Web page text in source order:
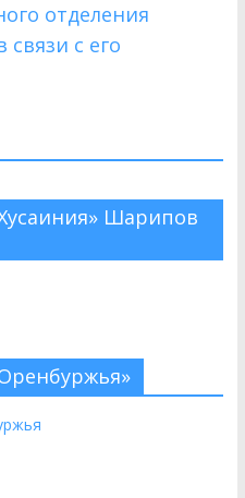
отделения
связи с его
Шарипов